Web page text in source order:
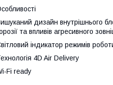
дизайн внутрішнього
та впливів агресивного
індикатор режимів
4D Air Delivery
Fi ready